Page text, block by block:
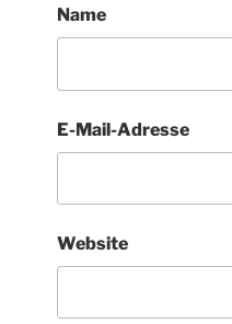
Name
E-Mail-Adresse
Website